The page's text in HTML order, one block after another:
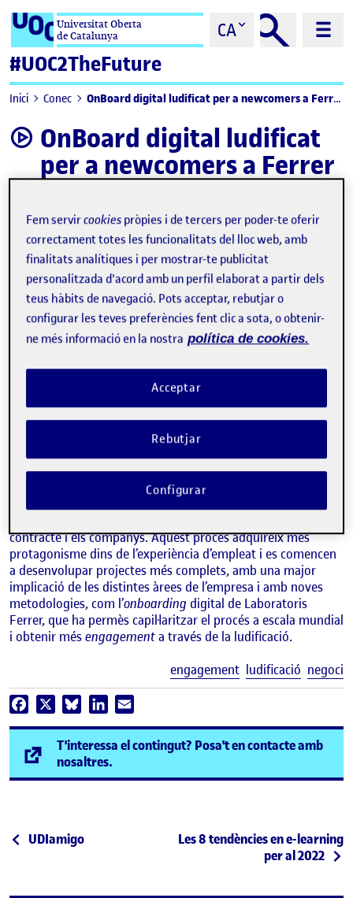
Saltar al contingutUniversitat Oberta
de Catalunya
CA
#UOC2TheFuture
Inici Conec OnBoard digital ludificat per a newcomers a Ferrer
video OnBoard digital ludificat
per a newcomers a Ferrer
Fins fa uns anys, el procés d’acolliment d’una nova
contracte i els companys. Aquest procés adquireix més
protagonisme dins de l’experiència d’empleat i es comencen
a desenvolupar projectes més complets, amb una major
implicació de les distintes àrees de l’empresa i amb noves
metodologies, com l’onboarding digital de Laboratoris
Ferrer, que ha permès capil·laritzar el procés a escala mundial
i obtenir mésengagementa través de la ludificació.
engagement ludificació negoci
Facebook BlueskyLinkedIn
T'interessa el contingut? Posa't en contacte amb
nosaltres.
Navegació d'entrades
Entrada anterior
UDIamigo Entrada següent
Les 8 tendències en e-learning
per al 2022
Fem servircookies pròpies i de tercers per poder-te oferir
correctament totes les funcionalitats del lloc web, amb
finalitats analítiques i per mostrar-te publicitat
personalitzada d'acord amb un perfil elaborat a partir dels
teus hàbits de navegació. Pots acceptar, rebutjar o
configurar les teves preferències fent clic a sota, o obtenir-
ne més informació en la nostra política de cookies.
Rebutjar
Acceptar
Configurar